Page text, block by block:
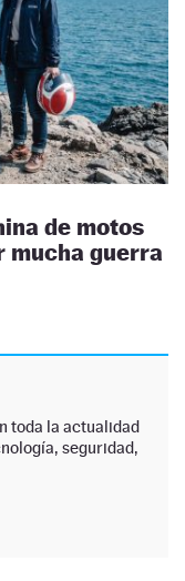
de motos
mucha guerra
toda la actualidad
seguridad,